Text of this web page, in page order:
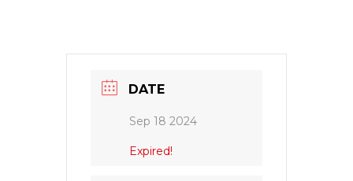
DATE
Sep 18 2024
Expired!